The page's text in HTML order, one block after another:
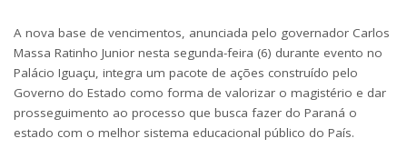
A nova base de vencimentos, anunciada pelo governador Carlos
Massa Ratinho Junior nesta segunda-feira (6) durante evento no
Palácio Iguaçu, integra um pacote de ações construído pelo
Governo do Estado como forma de valorizar o magistério e dar
prosseguimento ao processo que busca fazer do Paraná o
estado com o melhor sistema educacional público do País.